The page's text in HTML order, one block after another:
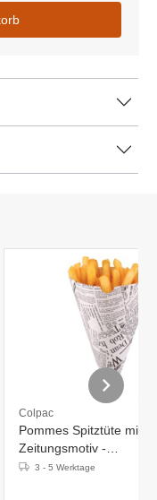
Colpac
Pommes Spitztüte mit
Zeitungsmotiv -
182x100x(h)183mm -
3 - 5 Werktage